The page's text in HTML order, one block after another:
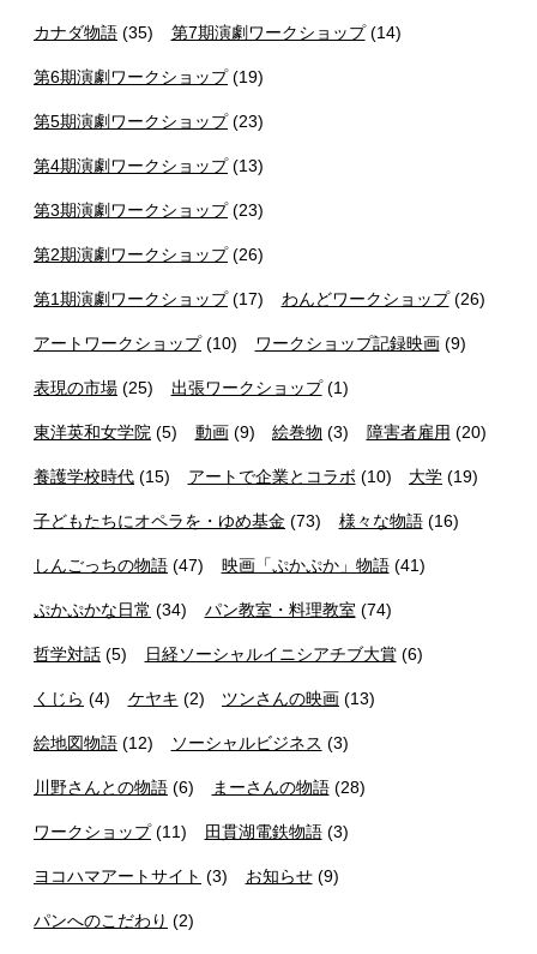
カナダ物語 (35) 第7期演劇ワークショップ(14)
第6期演劇ワークショップ(19)
第5期演劇ワークショップ(23)
第4期演劇ワークショップ(13)
第3期演劇ワークショップ(23)
第2期演劇ワークショップ(26)
第1期演劇ワークショップ(17) わんどワークショップ(26)
アートワークショップ(10) ワークショップ記録映画(9)
表現の市場 (25) 出張ワークショップ(1)
東洋英和女学院 (5) 動画(9) 絵巻物 (3) 障害者雇用 (20)
養護学校時代 (15) アートで企業とコラボ (10) 大学 (19)
子どもたちにオペラを・ゆめ基金 (73) 様々な物語(16)
しんごっちの物語 (47) 映画「ぷかぷか」物語(41)
ぷかぷかな日常 (34) パン教室・料理教室 (74)
哲学対話 (5) 日経ソーシャルイニシアチブ大賞(6)
くじら (4) ケヤキ (2) ツンさんの映画 (13)
絵地図物語 (12) ソーシャルビジネス (3)
川野さんとの物語 (6) まーさんの物語(28)
ワークショップ(11) 田貫湖電鉄物語(3)
ヨコハマアートサイト (3) お知らせ(9)
パンへのこだわり (2)